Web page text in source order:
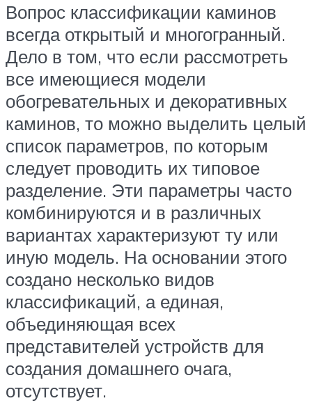
Вопрос классификации каминов
всегда открытый и многогранный.
Дело в том, что если рассмотреть
все имеющиеся модели
обогревательных и декоративных
каминов, то можно выделить целый
список параметров, по которым
следует проводить их типовое
разделение. Эти параметры часто
комбинируются и в различных
вариантах характеризуют ту или
иную модель. На основании этого
создано несколько видов
классификаций, а единая,
объединяющая всех
представителей устройств для
создания домашнего очага,
отсутствует.